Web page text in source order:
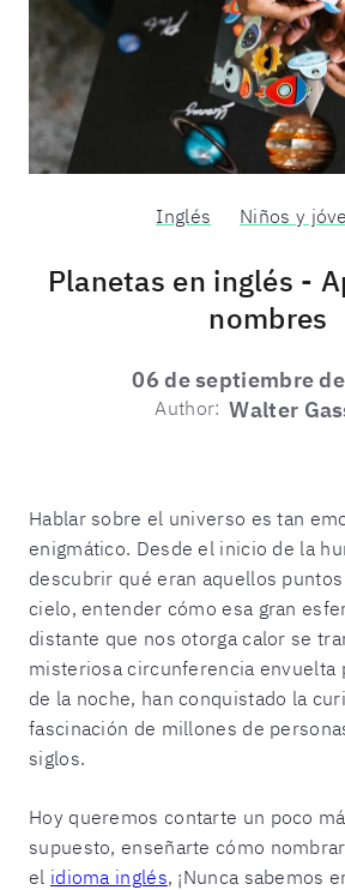
Inglés Niños y
Planetas en inglés -
nombres
06 de septiembre
Author: Walter
Hablar sobre el universo es tan
enigmático. Desde el inicio de la
descubrir qué eran aquellos
cielo, entender cómo esa gran
distante que nos otorga calor se
misteriosa circunferencia envuelta
de la noche, han conquistado la
fascinación de millones de
siglos.
Hoy queremos contarte un poco
supuesto, enseñarte cómo
el idioma inglés, ¡Nunca sabemos